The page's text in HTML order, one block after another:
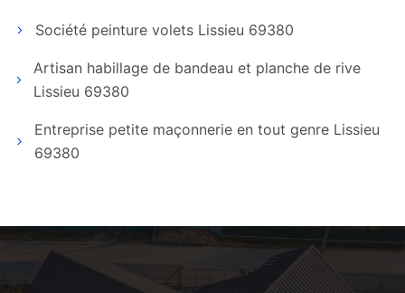
Société peinture volets Lissieu 69380
Artisan habillage de bandeau et planche de rive
Lissieu 69380
Entreprise petite maçonnerie en tout genre Lissieu
69380